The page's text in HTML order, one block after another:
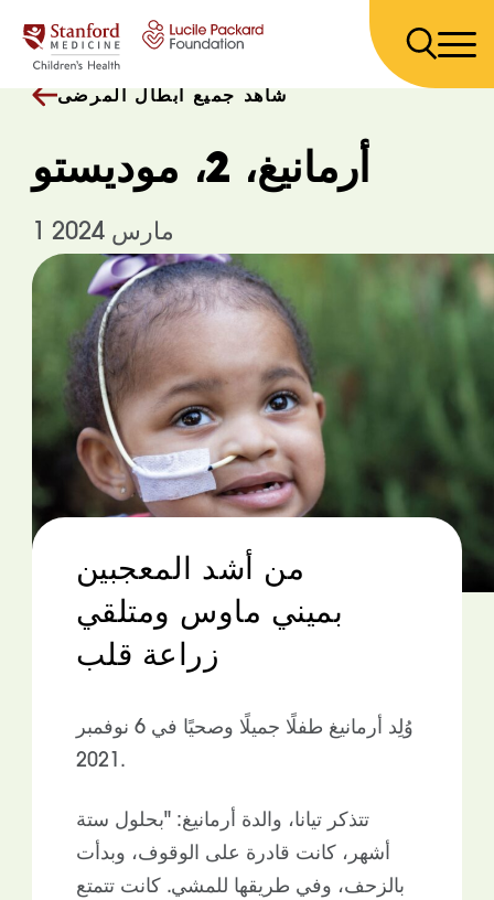
شاهد جميع أبطال المرضى
أرمانيغ، 2، موديستو
1 مارس 2024
من أشد المعجبين
بميني ماوس ومتلقي
زراعة قلب
وُلِد أرمانيغ طفلًا جميلًا وصحيًا في 6 نوفمبر
2021.
تتذكر تيانا، والدة أرمانيغ: "بحلول ستة
أشهر، كانت قادرة على الوقوف، وبدأت
بالزحف، وفي طريقها للمشي. كانت تتمتع